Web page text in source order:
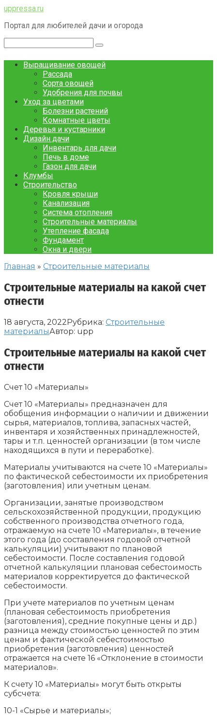
Перейти
контенту
uppressa.ru
Портал для любителей дачи и огорода
Выращивание овощей
Рассада
Сорта овощей
Удобрения для почвы
Уход за цветами
Болезни растений
Комнатные цветы
Деревья и кустарники
Дизайн дачи
Инвентарь для дачи
Печь в доме
Газон для дачи
Клумбы
Строительство
Кровля крыши
Канализация
Система отопления
Строительные материалы
Утепление фасада
Фундамент
Окна и двери
Главная » Строительные материалы
Строительные материалы на какой счет
отнести
18 августа, 2022Рубрика: Строительные
материалыАвтор: upp
Строительные материалы на какой счет
отнести
Счет 10 «Материалы»
Счет 10 «Материалы» предназначен для
обобщения информации о наличии и движении
сырья, материалов, топлива, запасных частей,
инвентаря и хозяйственных принадлежностей,
тары и т.п. ценностей организации (в том числе
находящихся в пути и переработке).
Материалы учитываются на счете 10 «Материалы»
по фактической себестоимости их приобретения
(заготовления) или учетным ценам.
Организации, занятые производством
сельскохозяйственной продукции, продукцию
собственного производства отчетного года,
отражаемую на счете 10 «Материалы», в течение
этого года (до составления годовой отчетной
калькуляции) учитывают по плановой
себестоимости. После составления годовой
отчетной калькуляции плановая себестоимость
материалов корректируется до фактической
себестоимости.
При учете материалов по учетным ценам
(плановая себестоимость приобретения
(заготовления), средние покупные цены и др.)
разница между стоимостью ценностей по этим
ценам и фактической себестоимостью
приобретения (заготовления) ценностей
отражается на счете 16 «Отклонение в стоимости
материалов».
К счету 10 «Материалы» могут быть открыты
субсчета:
10-1 «Сырье и материалы»;